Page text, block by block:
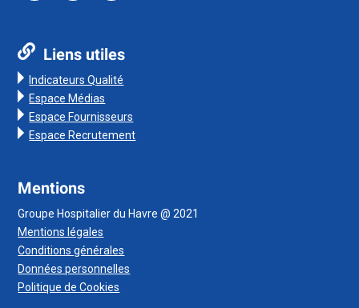
Liens utiles
Indicateurs Qualité
Espace Médias
Espace Fournisseurs
Espace Recrutement
Mentions
Groupe Hospitalier du Havre @ 2021
Mentions légales
Conditions générales
Données personnelles
Politique de Cookies